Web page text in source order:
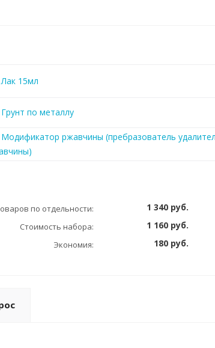
15мл
по металлу
Модификатор ржавчины (пребразователь
по отдельности: 1 340 руб.
Стоимость набора: 1 160 руб.
Экономия: 180 руб.